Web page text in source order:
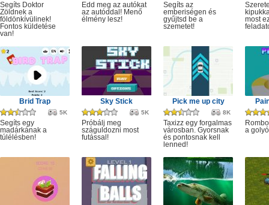
Segíts Doktor
Zöldnek a
földönkívülinek!
Fontos küldetése
van!
Edd meg az autókat
az autóddal! Menő
élmény lesz!
Segíts az
emberiségen és
gyűjtsd be a
szemetet!
most
Brid Trap
5K
Segíts egy
madárkának a
túlélésben!
Sky Stick
5K
Próbálj meg
száguldozni most
futással!
Pick me up city
8K
Taxizz egy forgalmas
városban. Gyorsnak
és pontosnak kell
lenned!
a